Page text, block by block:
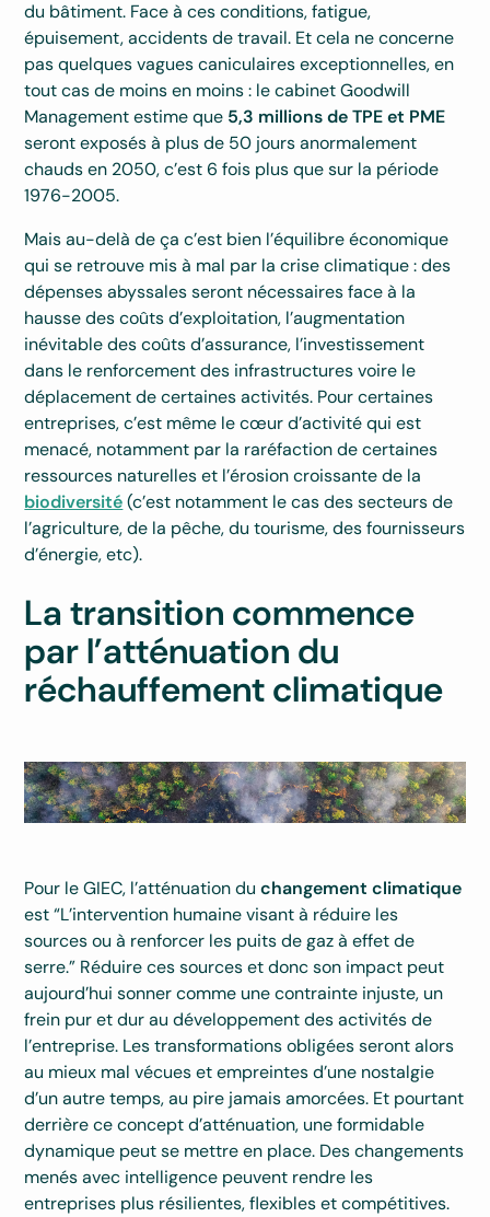
du bâtiment. Face à ces conditions, fatigue,
épuisement, accidents de travail. Et cela ne concerne
pas quelques vagues caniculaires exceptionnelles, en
tout cas de moins en moins : le cabinet Goodwill
Management estime que 5,3 millions de TPE et PME
seront exposés à plus de 50 jours anormalement
chauds en 2050, c’est 6 fois plus que sur la période
1976-2005.
Mais au-delà de ça c’est bien l’équilibre économique
qui se retrouve mis à mal par la crise climatique : des
dépenses abyssales seront nécessaires face à la
hausse des coûts d’exploitation, l’augmentation
inévitable des coûts d’assurance, l’investissement
dans le renforcement des infrastructures voire le
déplacement de certaines activités. Pour certaines
entreprises, c’est même le cœur d’activité qui est
menacé, notamment par la raréfaction de certaines
ressources naturelles et l’érosion croissante de la
biodiversité(c’est notamment le cas des secteurs de
l’agriculture, de la pêche, du tourisme, des fournisseurs
d’énergie, etc).
La transition commence
par l’atténuation du
réchauffement climatique
Pour le GIEC, l’atténuation duchangement climatique
est “L’intervention humaine visant à réduire les
sources ou à renforcer les puits de gaz à effet de
serre.” Réduire ces sources et donc son impact peut
aujourd’hui sonner comme une contrainte injuste, un
frein pur et dur au développement des activités de
l’entreprise. Les transformations obligées seront alors
au mieux mal vécues et empreintes d’une nostalgie
d’un autre temps, au pire jamais amorcées. Et pourtant
derrière ce concept d’atténuation, une formidable
dynamique peut se mettre en place. Des changements
menés avec intelligence peuvent rendre les
entreprises plus résilientes, flexibles et compétitives.